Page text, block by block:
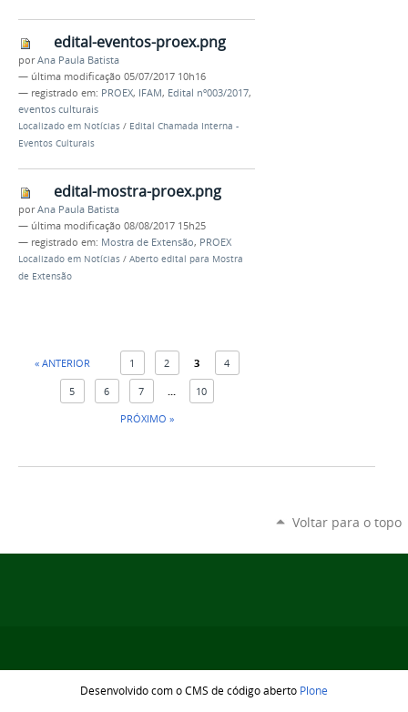
edital-eventos-proex.png
porAna Paula Batista
— última modificação 05/07/2017 10h16
— registrado em: PROEX, IFAM, Edital nº003/2017,
eventos culturais
Localizado em Notícias / Edital Chamada Interna -
Eventos Culturais
edital-mostra-proex.png
porAna Paula Batista
— última modificação 08/08/2017 15h25
— registrado em: Mostra de Extensão, PROEX
Localizado em Notícias / Aberto edital para Mostra
de Extensão
« ANTERIOR 1 2 3 4
5 6 7 ...
10
PRÓXIMO »
Voltar para o topo
Desenvolvido com o CMS de código aberto Plone